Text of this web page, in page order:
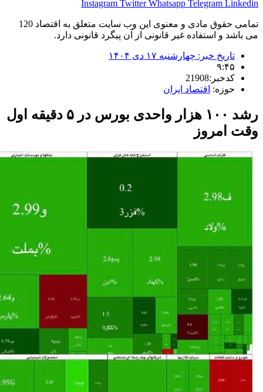
Instagram Twitter Whatsapp Telegram
تمامی حقوق مادی و معنوی این وب سایت متعلق به اقتصاد 120
و استفاده غیر قانونی از آن پیگرد قانونی دارد.
خبر: چهارشنبه ۱۷ دی ۱۴۰۴
اقتصاد ایران
رشد ۱۰۰ هزار واحدی بورس در ۵ دقیقه اول